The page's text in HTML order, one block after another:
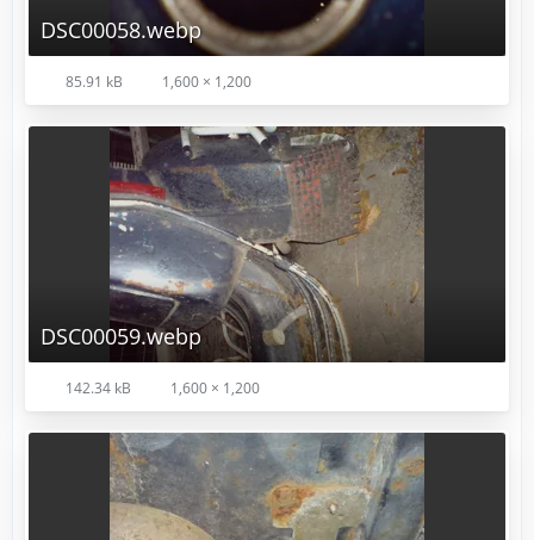
DSC00058.webp
85.91 kB 1,600 × 1,200
DSC00059.webp
142.34 kB 1,600 × 1,200